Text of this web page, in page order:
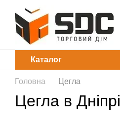
Перейти до основного контенту
Каталог
Головна
Цегла
Цегла в Дніпрі